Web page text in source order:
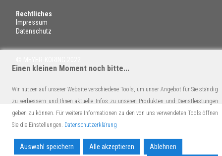
Rechtliches
Impressum
Datenschutz
Einen kleinen Moment noch bitte...
Wir nutzen auf unserer Website verschiedene Tools, um unser Angebot für Sie ständig
zu verbessern und Ihnen aktuelle Infos zu unseren Produkten und Dienstleistungen
geben zu können. Für weitere Informationen zu den von uns verwendeten Tools öffnen
Sie die Einstellungen. Datenschutzerklärung
Auswahl speichern Alle akzeptieren Ablehnen